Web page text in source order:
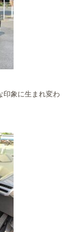
印象に生まれ変わ